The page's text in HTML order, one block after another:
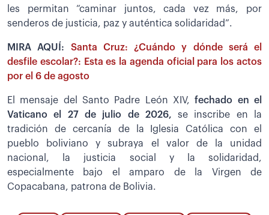
les permitan “caminar juntos, cada vez más, por
senderos de justicia, paz y auténtica solidaridad”.
MIRA AQUÍ: Santa Cruz: ¿Cuándo y dónde será el
desfile escolar?: Esta es la agenda oficial para los actos
por el 6 de agosto
El mensaje del Santo Padre León XIV,fechado en el
Vaticano el 27 de julio de 2026, se inscribe en la
tradición de cercanía de la Iglesia Católica con el
pueblo boliviano y subraya el valor de la unidad
nacional, la justicia social y la solidaridad,
especialmente bajo el amparo de la Virgen de
Copacabana, patrona de Bolivia.